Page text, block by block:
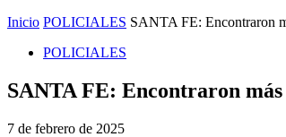
Inicio POLICIALES SANTA FE: Encontraron
POLICIALES
SANTA FE: Encontraron
7 de febrero de 2025